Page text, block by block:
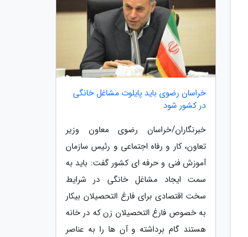
خراسان رضوی باید پایلوت مشاغل خانگی
در کشور شود
خبرنگاران/خراسان رضوی معاون وزیر
تعاون، کار و رفاه اجتماعی و رئیس سازمان
آموزش فنی و حرفه ای کشور گفت: باید به
سمت ایجاد مشاغل خانگی در شرایط
سخت اقتصادی برای فارغ التحصیلان بیکار
به خصوص فارغ التحصیلان زن که در خانه
هستند گام برداشته و آن ها را به عناصر